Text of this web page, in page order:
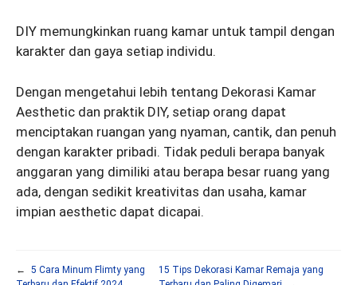
DIY memungkinkan ruang kamar untuk tampil dengan
karakter dan gaya setiap individu.
Dengan mengetahui lebih tentang Dekorasi Kamar
Aesthetic dan praktik DIY, setiap orang dapat
menciptakan ruangan yang nyaman, cantik, dan penuh
dengan karakter pribadi. Tidak peduli berapa banyak
anggaran yang dimiliki atau berapa besar ruang yang
ada, dengan sedikit kreativitas dan usaha, kamar
impian aesthetic dapat dicapai.
←
5 Cara Minum Flimty yang
15 Tips Dekorasi Kamar Remaja yang